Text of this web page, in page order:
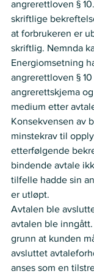
angrerettloven §
skriftlige
at forbrukeren er
skriftlig. Nemnda
Energiomsetning
angrerettloven §
angrerettskjema
medium etter
Konsekvensen av
minstekrav til
etterfølgende
bindende avtale
tilfelle hadde sin
er utløpt.
Avtalen ble
avtalen ble
grunn at kunden
avsluttet
anses som en